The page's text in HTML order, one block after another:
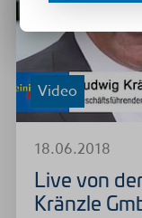
Video
18.06.2018
Live von
Kränzle